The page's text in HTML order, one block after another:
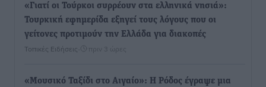
«Γιατί οι Τούρκοι συρρέουν στα ελληνικά νησιά»:
Τουρκική εφημερίδα εξηγεί τους λόγους που οι
γείτονες προτιμούν την Ελλάδα για διακοπές
Τοπικές Ειδήσεις πριν 3 ώρες
«Μουσικό Ταξίδι στο Αιγαίο»: Η Ρόδος έγραψε μια